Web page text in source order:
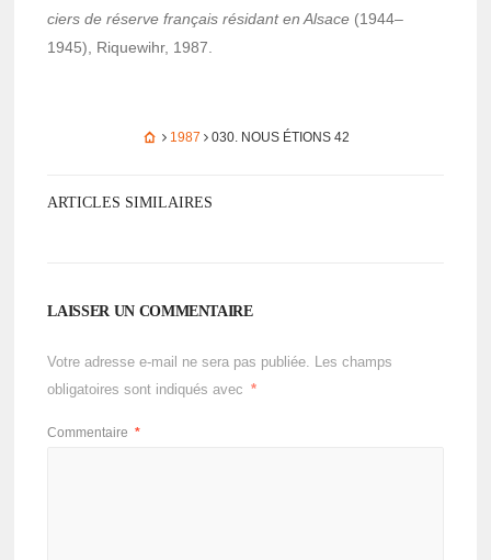
ciers de réserve français rési­dant en Alsace (1944–
1945), Rique­wihr, 1987.
1987 030. NOUS ÉTIONS 42
ARTICLES SIMILAIRES
LAISSER UN COMMENTAIRE
Votre adresse e-mail ne sera pas publiée. Les champs
obligatoires sont indiqués avec
*
Commentaire *